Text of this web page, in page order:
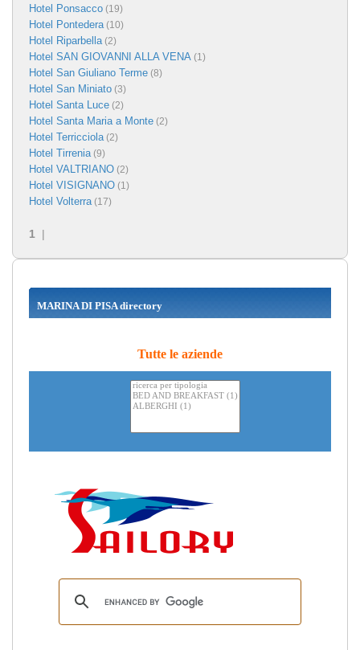
Hotel Ponsacco (19)
Hotel Pontedera(10)
Hotel Riparbella(2)
Hotel SAN GIOVANNI ALLA VENA (1)
Hotel San Giuliano Terme (8)
Hotel San Miniato (3)
Hotel Santa Luce (2)
Hotel Santa Maria a Monte (2)
Hotel Terricciola(2)
Hotel Tirrenia(9)
Hotel VALTRIANO (2)
Hotel VISIGNANO (1)
Hotel Volterra(17)
1 |
MARINA DI PISA directory
Tutte le aziende